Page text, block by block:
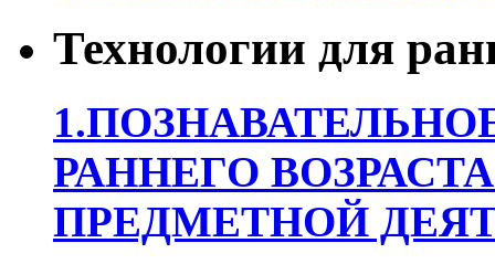
Технологии для
РАННЕГО
ПРЕДМЕТНОЙ